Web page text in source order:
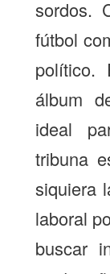
sordos.
fútbol
político.
álbum
ideal
tribuna
siquiera
laboral
buscar